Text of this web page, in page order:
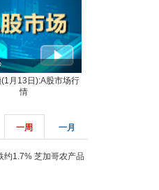
月13日):A股市场行
情
一周 一月
约1.7% 芝加哥农产品